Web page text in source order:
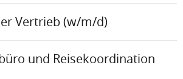
Vertrieb (w/m/d)
und Reisekoordination